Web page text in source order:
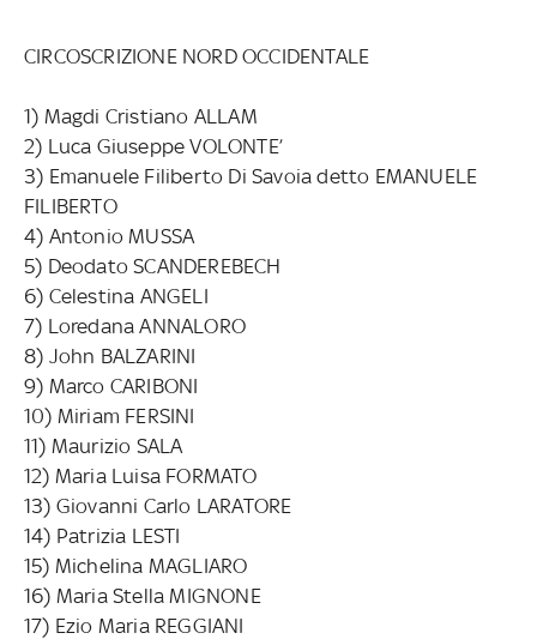
CIRCOSCRIZIONE NORD OCCIDENTALE
1) Magdi Cristiano ALLAM
2) Luca Giuseppe VOLONTE’
3) Emanuele Filiberto Di Savoia detto EMANUELE
FILIBERTO
4) Antonio MUSSA
5) Deodato SCANDEREBECH
6) Celestina ANGELI
7) Loredana ANNALORO
8) John BALZARINI
9) Marco CARIBONI
10) Miriam FERSINI
11) Maurizio SALA
12) Maria Luisa FORMATO
13) Giovanni Carlo LARATORE
14) Patrizia LESTI
15) Michelina MAGLIARO
16) Maria Stella MIGNONE
17) Ezio Maria REGGIANI